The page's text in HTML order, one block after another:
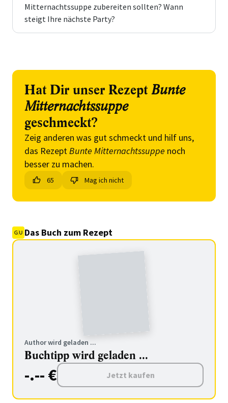
Mitternachtssuppe zubereiten sollten? Wann
steigt Ihre nächste Party?
Hat Dir unser Rezept Bunte
Mitternachtssuppe
geschmeckt?
Zeig anderen was gut schmeckt und hilf uns,
das RezeptBunte Mitternachtssuppe noch
besser zu machen.
65 Mag ich nicht
Das Buch zum Rezept
Author wird geladen ...
Buchtipp wird geladen ...
-.-- € Jetzt kaufen